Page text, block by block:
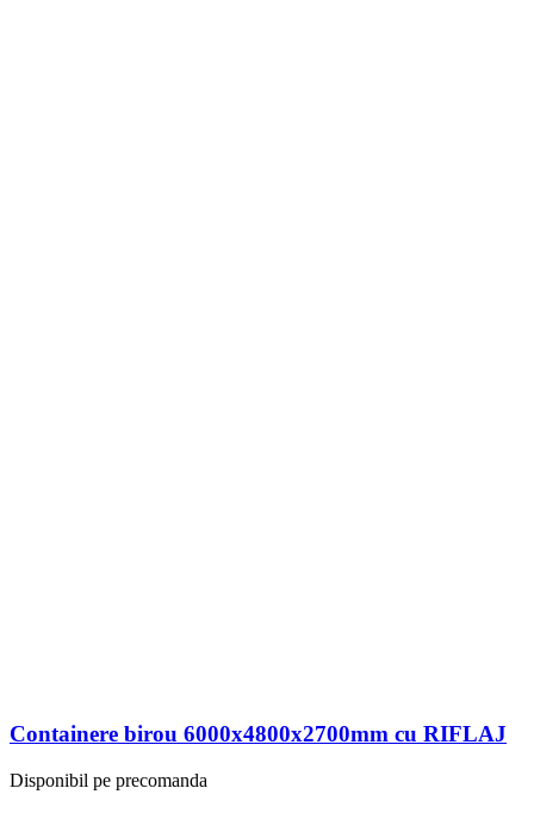
Containere birou 6000x4800x2700mm cu RIFLAJ
Disponibil pe precomanda